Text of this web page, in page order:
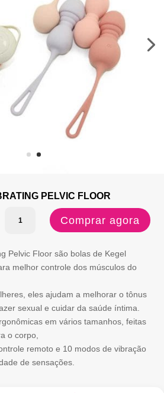
PELVIC FLOOR
Quantidade
KEGEL
BALLS
-
VIBRATING
PELVIC
FLOOR
Comprar agora
Pelvic Floor são bolas de Kegel
melhor controle dos músculos do
eles ajudam a melhorar o tônus
sexual e cuidar da saúde íntima.
em vários tamanhos, feitas
o corpo,
remoto e 10 modos de vibração
de sensações.